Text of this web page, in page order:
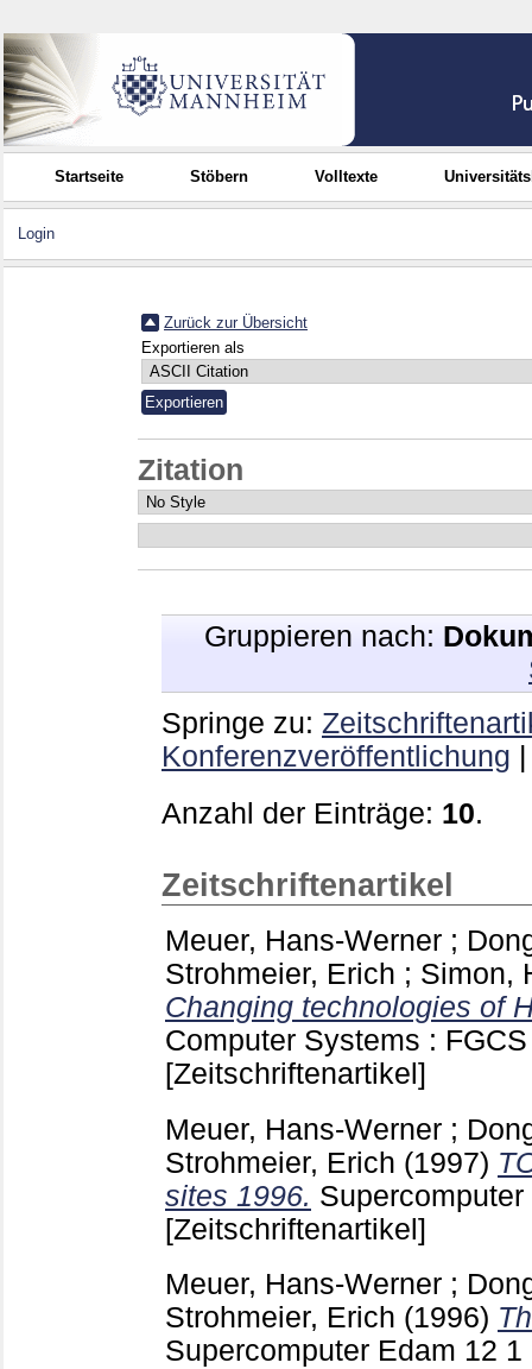
Startseite Stöbern Volltexte
Login
Zurück zur Übersicht
Exportieren als
Zitation
Gruppieren nach:
Springe zu:
Konferenzveröffentlichung
Anzahl der Einträge: 10.
Zeitschriftenartikel
Meuer, Hans-Werner ;
Strohmeier, Erich ; Simon,
Changing technologies of
Computer Systems :
[Zeitschriftenartikel]
Meuer, Hans-Werner ;
Strohmeier, Erich (1997)
sites 1996.
[Zeitschriftenartikel]
Meuer, Hans-Werner ;
Strohmeier, Erich (1996)
Supercomputer Edam 12 1